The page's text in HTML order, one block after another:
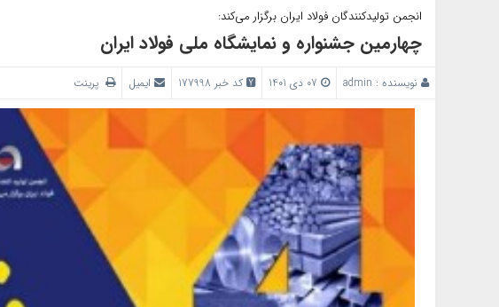
انجمن تولیدکنندگان فولاد ایران برگزار می‌کند:
چهارمین جشنواره و نمایشگاه ملی فولاد ایران
نویسنده : admin کد خبر 177998 ایمیل پرینت